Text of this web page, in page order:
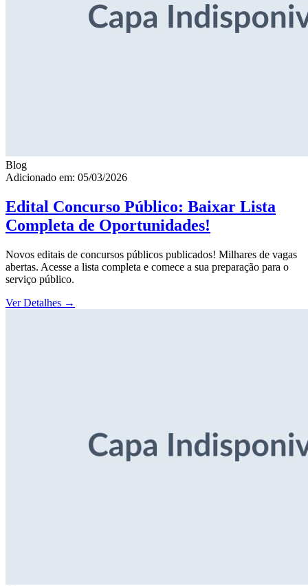
Blog
Adicionado em: 05/03/2026
Edital Concurso Público: Baixar Lista
Completa de Oportunidades!
Novos editais de concursos públicos publicados! Milhares de vagas
abertas. Acesse a lista completa e comece a sua preparação para o
serviço público.
Ver Detalhes →